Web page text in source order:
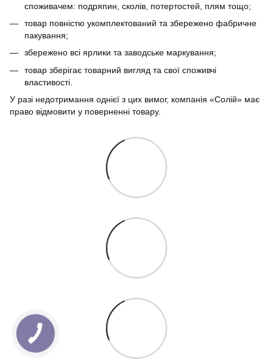
споживачем: подряпин, сколів, потертостей, плям тощо;
товар повністю укомплектований та збережено фабричне
пакування;
збережено всі ярлики та заводське маркування;
товар зберігає товарний вигляд та свої споживчі
властивості.
У разі недотримання однієї з цих вимог, компанія «Солій» має
право відмовити у поверненні товару.